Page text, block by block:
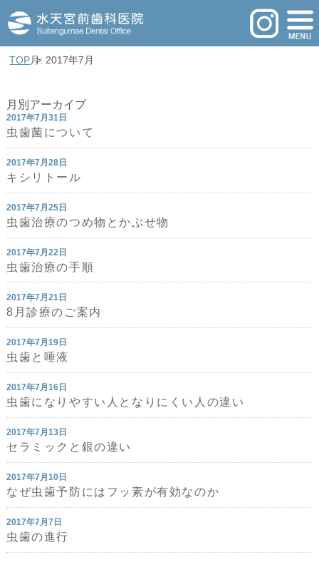
TOP月: 2017年7月
月別アーカイブ
2017年7月31日
虫歯菌について
2017年7月28日
キシリトール
2017年7月25日
虫歯治療のつめ物とかぶせ物
2017年7月22日
虫歯治療の手順
2017年7月21日
8月診療のご案内
2017年7月19日
虫歯と唾液
2017年7月16日
虫歯になりやすい人となりにくい人の違い
2017年7月13日
セラミックと銀の違い
2017年7月10日
なぜ虫歯予防にはフッ素が有効なのか
2017年7月7日
虫歯の進行